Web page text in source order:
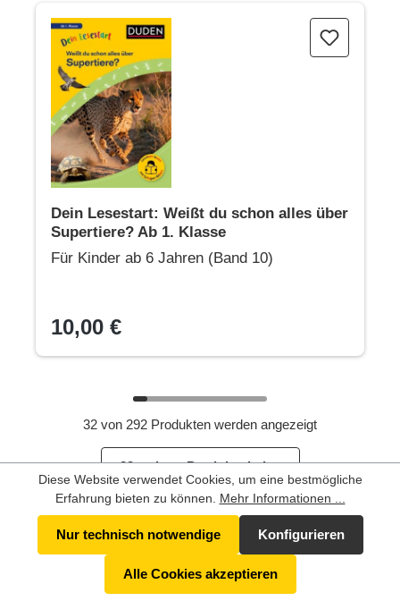
Dein Lesestart: Weißt du schon alles über Supertiere? Ab
Dein Lesestart: Weißt du schon alles über
Supertiere? Ab 1. Klasse
Für Kinder ab 6 Jahren (Band 10)
10,00 €
32 von 292 Produkten werden angezeigt
32 weitere Produkte laden
Diese Website verwendet Cookies, um eine bestmögliche
Erfahrung bieten zu können. Mehr Informationen ...
Nur technisch notwendige Konfigurieren
Alle Cookies akzeptieren